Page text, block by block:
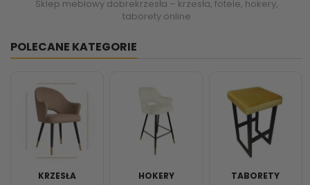
Sklep meblowy dobrekrzesła – krzesła, fotele, hokery,
taborety online
POLECANE KATEGORIE
KRZESŁA HOKERY TABORETY